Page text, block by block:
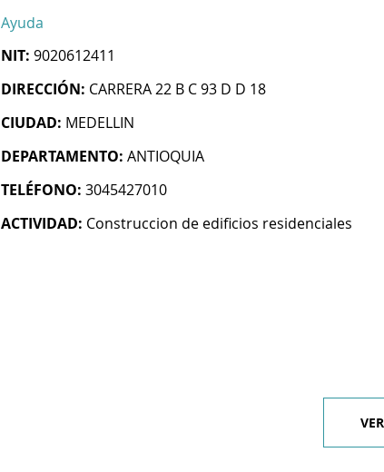
Ayuda
NIT: 9020612411
DIRECCIÓN: CARRERA 22 B C 93 D D 18
CIUDAD: MEDELLIN
DEPARTAMENTO: ANTIOQUIA
TELÉFONO: 3045427010
ACTIVIDAD: Construccion de edificios residenciales